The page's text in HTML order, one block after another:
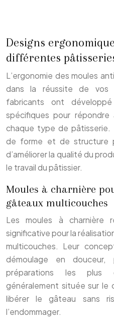
Designs
différentes
L’ergonomie des moules
dans la réussite de vos
fabricants ont
spécifiques pour répondre
chaque type de pâtisserie.
de forme et de structure
d’améliorer la qualité du
le travail du pâtissier.
Moules à charnière
gâteaux multicouches
Les moules à charnière
significative pour la
multicouches. Leur
démoulage en douceur,
préparations les plus
généralement située sur le
libérer le gâteau sans
l’endommager.